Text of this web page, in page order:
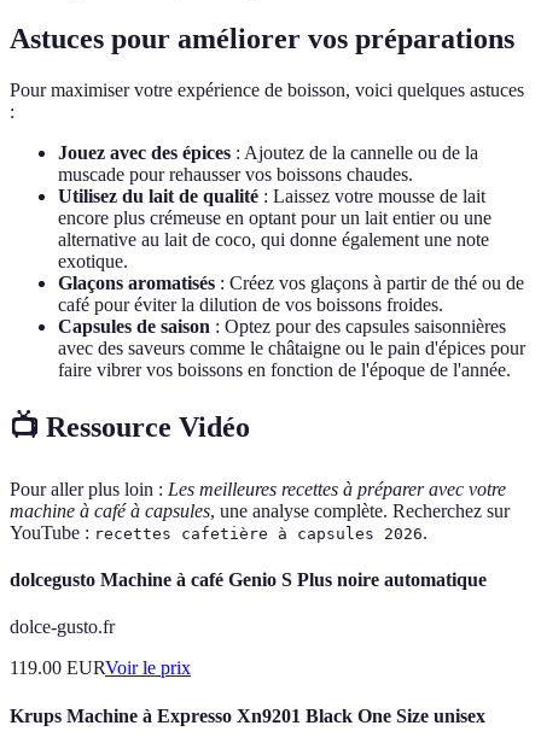
Astuces pour améliorer vos préparations
Pour maximiser votre expérience de boisson, voici quelques astuces
:
Jouez avec des épices : Ajoutez de la cannelle ou de la
muscade pour rehausser vos boissons chaudes.
Utilisez du lait de qualité : Laissez votre mousse de lait
encore plus crémeuse en optant pour un lait entier ou une
alternative au lait de coco, qui donne également une note
exotique.
Glaçons aromatisés : Créez vos glaçons à partir de thé ou de
café pour éviter la dilution de vos boissons froides.
Capsules de saison : Optez pour des capsules saisonnières
avec des saveurs comme le châtaigne ou le pain d'épices pour
faire vibrer vos boissons en fonction de l'époque de l'année.
📺 Ressource Vidéo
Pour aller plus loin : Les meilleures recettes à préparer avec votre
machine à café à capsules, une analyse complète. Recherchez sur
YouTube : recettes cafetière à capsules 2026.
dolcegusto Machine à café Genio S Plus noire automatique
dolce-gusto.fr
119.00 EURVoir le prix
Krups Machine à Expresso Xn9201 Black One Size unisex